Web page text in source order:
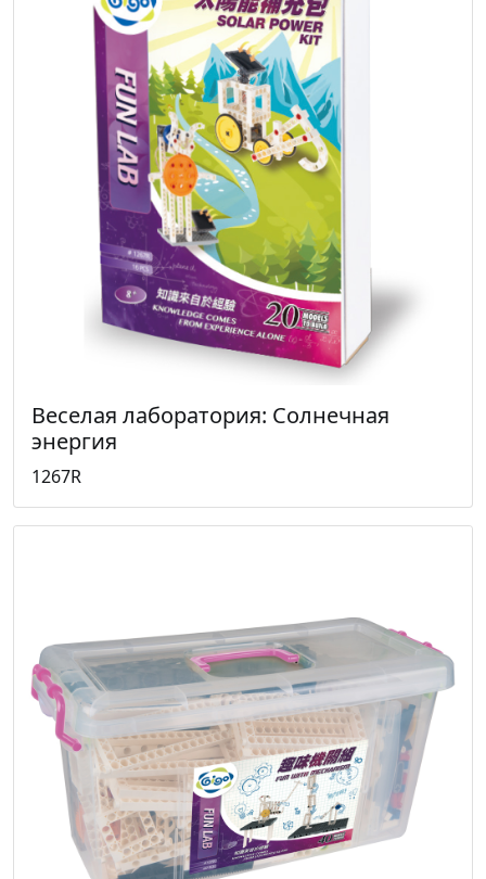
Веселая лаборатория: Солнечная
энергия
1267R